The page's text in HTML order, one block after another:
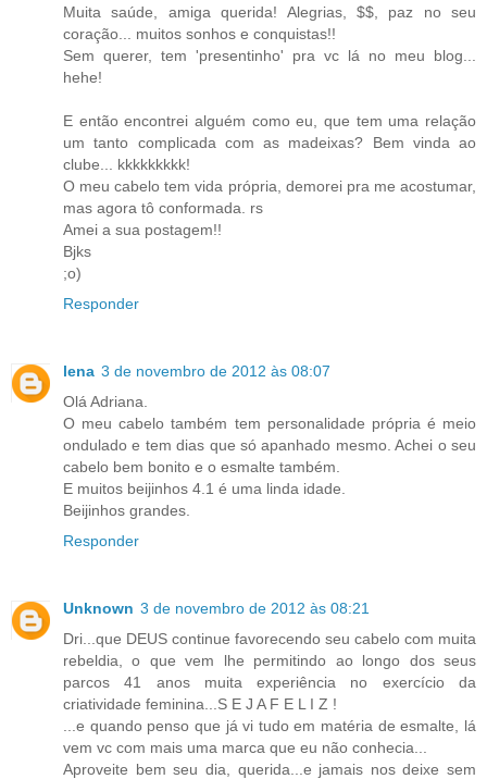
Muita saúde, amiga querida! Alegrias, $$, paz no seu
coração... muitos sonhos e conquistas!!
Sem querer, tem 'presentinho' pra vc lá no meu blog...
hehe!
E então encontrei alguém como eu, que tem uma relação
um tanto complicada com as madeixas? Bem vinda ao
clube... kkkkkkkkk!
O meu cabelo tem vida própria, demorei pra me acostumar,
mas agora tô conformada. rs
Amei a sua postagem!!
Bjks
;o)
Responder
lena 3 de novembro de 2012 às 08:07
Olá Adriana.
O meu cabelo também tem personalidade própria é meio
ondulado e tem dias que só apanhado mesmo. Achei o seu
cabelo bem bonito e o esmalte também.
E muitos beijinhos 4.1 é uma linda idade.
Beijinhos grandes.
Responder
Unknown 3 de novembro de 2012 às 08:21
Dri...que DEUS continue favorecendo seu cabelo com muita
rebeldia, o que vem lhe permitindo ao longo dos seus
parcos 41 anos muita experiência no exercício da
criatividade feminina...S E J A F E L I Z !
...e quando penso que já vi tudo em matéria de esmalte, lá
vem vc com mais uma marca que eu não conhecia...
Aproveite bem seu dia, querida...e jamais nos deixe sem